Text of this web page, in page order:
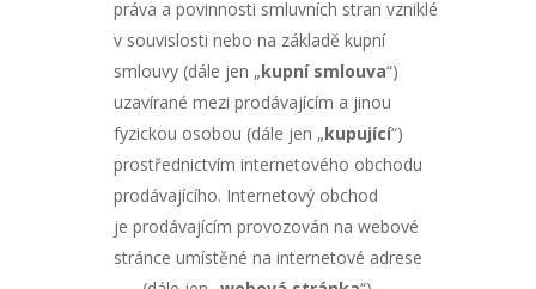
práva a povinnosti smluvních stran vzniklé
v souvislosti nebo na základě kupní
smlouvy (dále jen „kupní smlouva“)
uzavírané mezi prodávajícím a jinou
fyzickou osobou (dále jen „kupující“)
prostřednictvím internetového obchodu
prodávajícího. Internetový obchod
je prodávajícím provozován na webové
stránce umístěné na internetové adrese